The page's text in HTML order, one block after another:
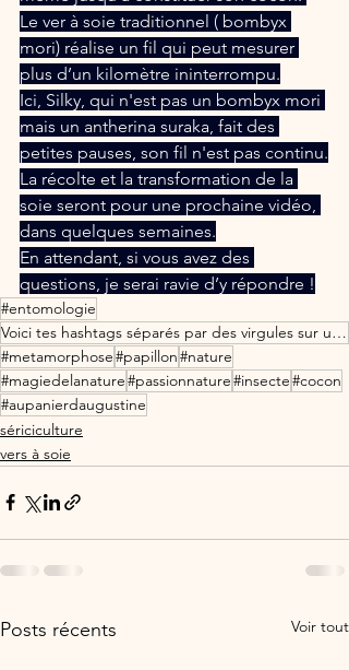
Le ver à soie traditionnel ( bombyx
mori) réalise un fil qui peut mesurer
plus d’un kilomètre ininterrompu.
Ici, Silky, qui n'est pas un bombyx mori
mais un antherina suraka, fait des
petites pauses, son fil n'est pas continu.
La récolte et la transformation de la
soie seront pour une prochaine vidéo,
dans quelques semaines.
En attendant, si vous avez des
questions, je serai ravie d’y répondre !
#entomologie
Voici tes hashtags séparés par des virgules sur une seule ligne : \#antherinasuraka
#metamorphose#papillon#nature
#magiedelanature#passionnature#insecte#cocon
#aupanierdaugustine
sériciculture
vers à soie
Posts récents Voir tout